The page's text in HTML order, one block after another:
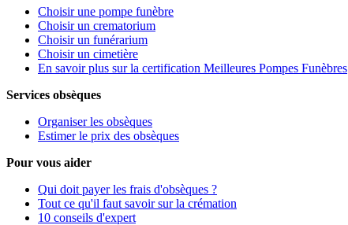
Choisir une pompe funèbre
Choisir un crematorium
Choisir un funérarium
Choisir un cimetière
En savoir plus sur la certification Meilleures Pompes Funèbres
Services obsèques
Organiser les obsèques
Estimer le prix des obsèques
Pour vous aider
Qui doit payer les frais d'obsèques ?
Tout ce qu'il faut savoir sur la crémation
10 conseils d'expert